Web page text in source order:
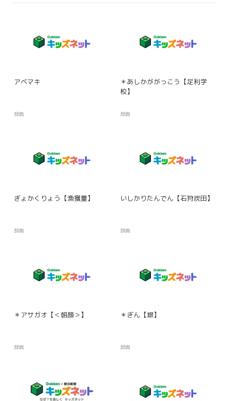
アベマキ
辞典
＊あしかががっこう【足利学
校】
辞典
ぎょかくりょう【漁獲量】
辞典
いしかりたんでん【石狩炭田】
辞典
＊アサガオ【＜朝顔＞】
辞典
＊ぎん【銀】
辞典